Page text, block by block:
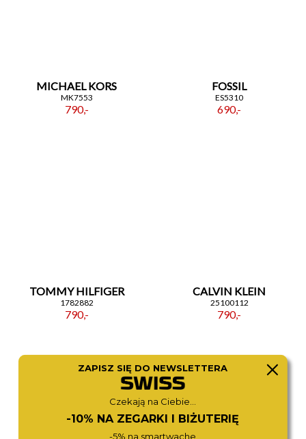
MICHAEL KORS
MK7553
790,-
FOSSIL
ES5310
690,-
TOMMY HILFIGER
1782882
790,-
CALVIN KLEIN
25100112
790,-
ZAPISZ SIĘ DO NEWSLETTERA
Czekają na Ciebie...
-10% NA ZEGARKI I BIŻUTERIĘ
-5% na smartwache